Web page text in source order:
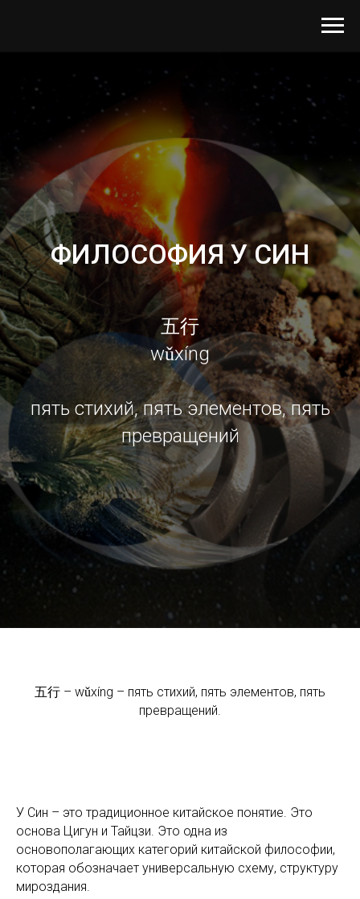
ФИЛОСОФИЯ У СИН
五行
wǔxíng
пять стихий, пять элементов, пять
превращений
五行 – wǔxíng – пять стихий, пять элементов, пять
превращений.
У Син – это традиционное китайское понятие. Это
основа Цигун и Тайцзи. Это одна из
основополагающих категорий китайской философии,
которая обозначает универсальную схему, структуру
мироздания.